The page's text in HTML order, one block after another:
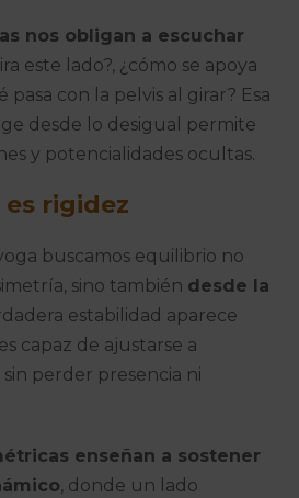
nos obligan a escuchar
este lado?, ¿cómo se apoya
pasa con la pelvis al girar? Esa
desde lo desigual permite
y potencialidades ocultas.
rigidez
buscamos equilibrio no
sino también desde la
estabilidad aparece
capaz de ajustarse a
sin perder presencia ni
enseñan a sostener
, donde un lado